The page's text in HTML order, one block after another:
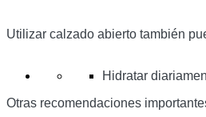
Utilizar calzado abierto también
Hidratar
Otras recomendaciones